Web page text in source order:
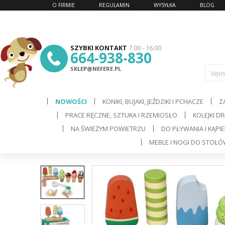
SZYBKI KONTAKT 7.00 - 16.00
664-938-830
SKLEP@NEFERE.PL
O FIRMIE REGULAMIN WYSYŁKA BLOG
NOWOŚCI KONIKI, BUJAKI, JEŹDZIKI I PCHACZE
PRACE RĘCZNE, SZTUKA I RZEMIOSŁO
KOLEJKI
NA ŚWIEŻYM POWIETRZU
DO PŁYWANIA I
MEBLE I NOGI DO